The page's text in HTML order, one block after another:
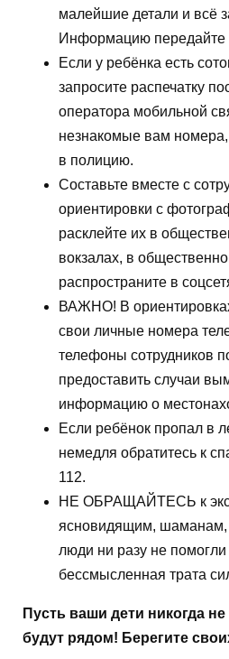
малейшие детали и всё
Информацию передайте
Если у ребёнка есть
запросите распечатку
оператора мобильной
незнакомые вам номера,
в полицию.
Составьте вместе с
ориентировки с
расклейте их в
вокзалах, в
распространите в
ВАЖНО! В
свои личные номера
телефоны сотрудников
предоставить случаи
информацию о
Если ребёнок пропал в
немедля обратитесь к
112.
НЕ ОБРАЩАЙТЕСЬ к
ясновидящим, шаманам,
люди ни разу не помогли
бессмысленная трата
Пусть ваши дети никогда
будут рядом! Берегите